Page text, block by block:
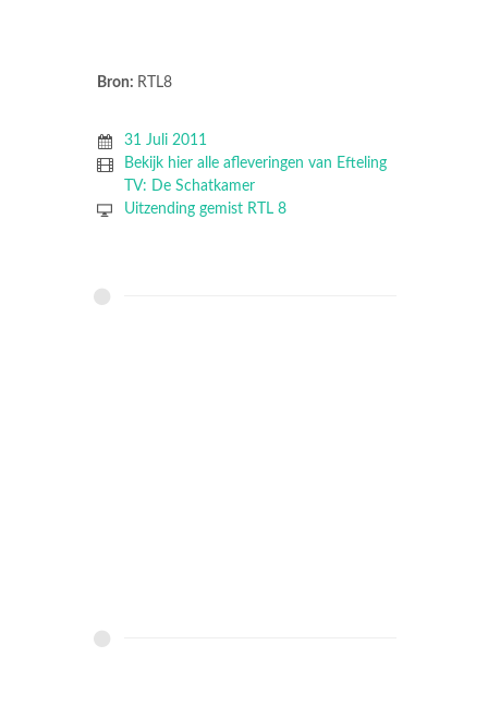
Bron: RTL8
31 Juli 2011
Bekijk hier alle afleveringen van Efteling
TV: De Schatkamer
Uitzending gemist RTL 8